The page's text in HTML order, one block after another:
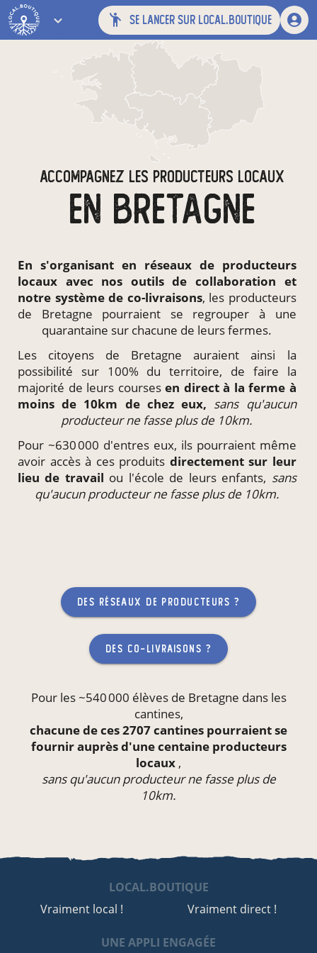
se lancer sur local.boutique
ACCOMPAGNEZ LES PRODUCTEURS LOCAUX
EN BRETAGNE
En s'organisant en réseaux de producteurs
locaux avec nos outils de collaboration et
notre système de co-livraisons, les producteurs
de Bretagne pourraient se regrouper à une
quarantaine sur chacune de leurs fermes.
Les citoyens de Bretagne auraient ainsi la
possibilité sur 100% du territoire, de faire la
majorité de leurs coursesen direct à la ferme à
moins de 10km de chez eux, sans qu'aucun
producteur ne fasse plus de 10km.
Pour ~630 000 d'entres eux, ils pourraient même
avoir accès à ces produits directementsur leur
lieu de travail ou l'école de leurs enfants, sans
qu'aucun producteur ne fasse plus de 10km.
des réseaux de producteurs ?
des co-livraisons ?
Pour les ~540 000 élèves de Bretagne dans les
cantines,
chacune de ces 2707 cantines pourraient se
fournir auprès d'une centaine producteurs
locaux ,
sans qu'aucun producteur ne fasse plus de
10km.
LOCAL.BOUTIQUE
Vraiment local !
Vraiment direct !
UNE APPLI ENGAGÉE